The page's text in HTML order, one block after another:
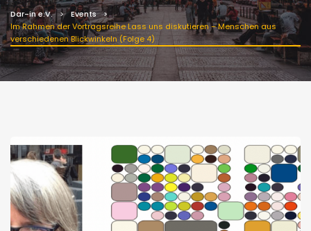
Dar-in e.V.
Events
Im Rahmen der Vortragsreihe Lass uns diskutieren – Menschen aus
verschiedenen Blickwinkeln (Folge 4)